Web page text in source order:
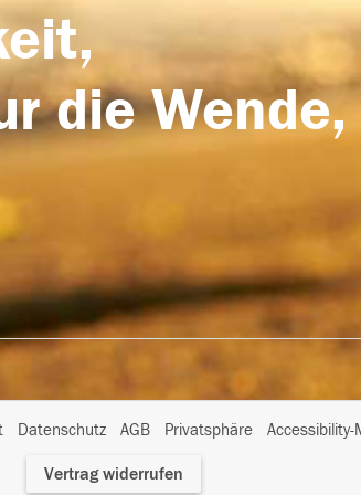
die
Datenschutz AGB Privatsphäre
I
Vertrag widerrufen